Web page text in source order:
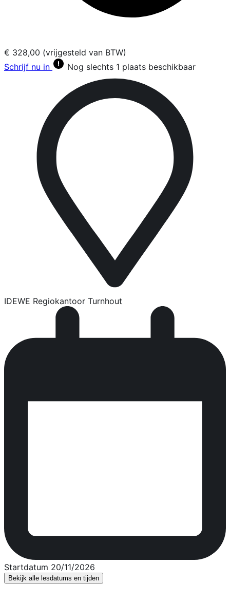
€ 328,00 (vrijgesteld van BTW)
Schrijf nu in
Nog slechts 1 plaats beschikbaar
IDEWE Regiokantoor Turnhout
Startdatum 20/11/2026
Bekijk alle lesdatums en tijden